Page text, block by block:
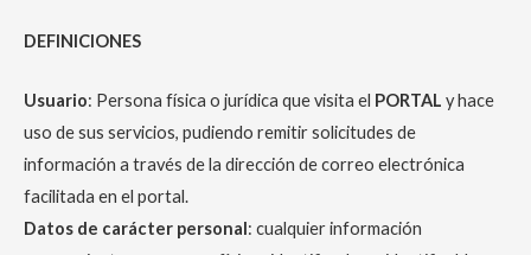
DEFINICIONES
Usuario: Persona física o jurídica que visita el PORTAL y hace
uso de sus servicios, pudiendo remitir solicitudes de
información a través de la dirección de correo electrónica
facilitada en el portal.
Datos de carácter personal: cualquier información